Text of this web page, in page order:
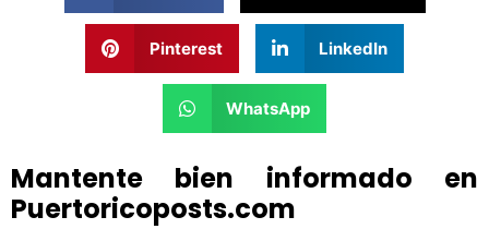
Pinterest LinkedIn
WhatsApp
Mantente bien informado en
Puertoricoposts.com